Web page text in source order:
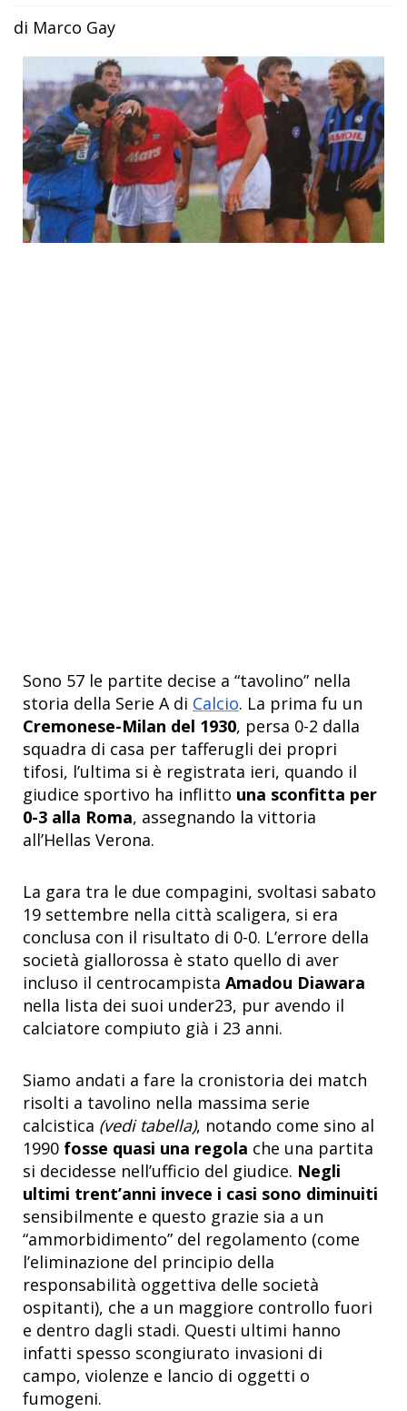
di Marco Gay
Sono 57 le partite decise a “tavolino” nella
storia della Serie A di Calcio. La prima fu un
Cremonese-Milan del 1930, persa 0-2 dalla
squadra di casa per tafferugli dei propri
tifosi, l’ultima si è registrata ieri, quando il
giudice sportivo ha inflitto una sconfitta per
0-3 alla Roma, assegnando la vittoria
all’Hellas Verona.
La gara tra le due compagini, svoltasi sabato
19 settembre nella città scaligera, si era
conclusa con il risultato di 0-0. L’errore della
società giallorossa è stato quello di aver
incluso il centrocampista Amadou Diawara
nella lista dei suoi under23, pur avendo il
calciatore compiuto già i 23 anni.
Siamo andati a fare la cronistoria dei match
risolti a tavolino nella massima serie
calcistica (vedi tabella), notando come sino al
1990 fosse quasi una regola che una partita
si decidesse nell’ufficio del giudice. Negli
ultimi trent’anni invece i casi sono diminuiti
sensibilmente e questo grazie sia a un
“ammorbidimento” del regolamento (come
l’eliminazione del principio della
responsabilità oggettiva delle società
ospitanti), che a un maggiore controllo fuori
e dentro dagli stadi. Questi ultimi hanno
infatti spesso scongiurato invasioni di
campo, violenze e lancio di oggetti o
fumogeni.